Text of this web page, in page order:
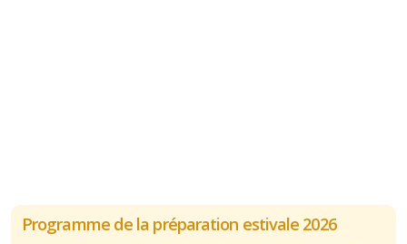
Programme de la préparation estivale 2026